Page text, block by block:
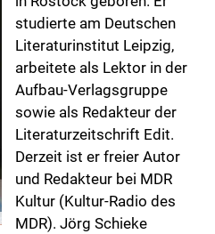
studierte am Deutschen
Literaturinstitut Leipzig,
arbeitete als Lektor in der
Aufbau-Verlagsgruppe
sowie als Redakteur der
Literaturzeitschrift Edit.
Derzeit ist er freier Autor
und Redakteur bei MDR
Kultur (Kultur-Radio des
MDR). Jörg Schieke